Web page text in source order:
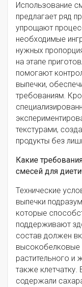
Использование
предлагает ряд
упрощают
необходимые
нужных
на этапе
помогают
выпечки,
требованиям.
текстурами,
продукты без
Какие
смесей для
Технические
выпечки
которые
поддерживают
состав должен
высокобелковые
растительного и
также
содержали